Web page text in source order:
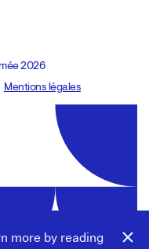
more by reading
2026
Mentions légales